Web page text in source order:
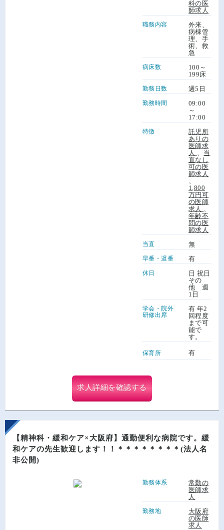
科の医
師求人
職務内容
外来、
病棟管
理、手
術、救
急
病床数
100～
199床
勤務日数 週5日
勤務時間
09:00
～
17:00
特徴
託児所
ありの
医師求
人
当
直なし
可の医
師求人
1,800
万円可
の医師
求人
年齢不
問の医
師求人
当直 無
早番・遅番 有
休日
日 祝日
その
他 週
1日
学会・院外
研修出席
有 年2
回程度
まで可
能で
す。
保育所 有
求人詳細を確認する
【精神科・緩和ケア×大阪府】通勤便利な病院です。緩
和ケアの先生歓迎します！！＊＊＊＊＊＊＊＊(法人名
非公開)
勤務体系
常勤の
医師求
人
勤務地
大阪府
の医師
求人